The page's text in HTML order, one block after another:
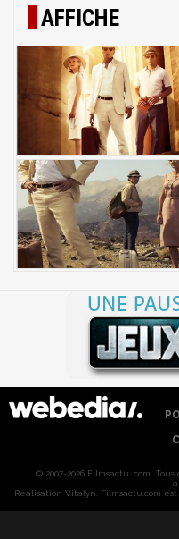
AFFICHE
© 2007-2026 Filmsactu .com.
Réalisation Vitalyn . Filmsactu .com